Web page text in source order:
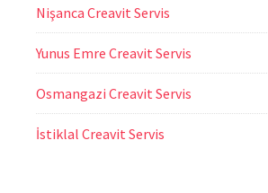
Nişanca Creavit Servis
Yunus Emre Creavit Servis
Osmangazi Creavit Servis
İstiklal Creavit Servis